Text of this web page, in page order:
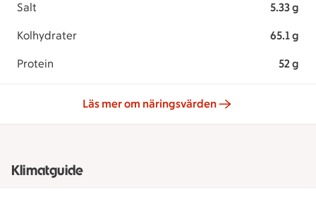
Salt 5.33 g
Kolhydrater 65.1 g
Protein 52 g
Läs mer om näringsvärden
Klimatguide